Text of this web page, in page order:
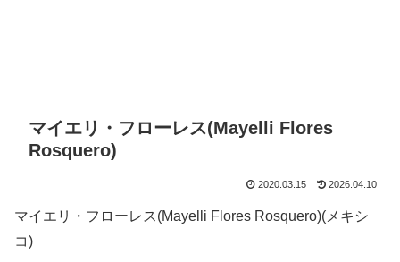
マイエリ・フローレス(Mayelli Flores
Rosquero)
2020.03.15 2026.04.10
マイエリ・フローレス(Mayelli Flores Rosquero)(メキシ
コ)